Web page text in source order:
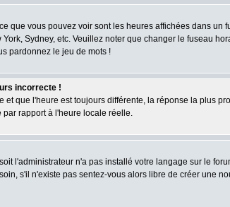
que vous pouvez voir sont les heures affichées dans
Sydney, etc. Veuillez noter que changer le fuseau
pardonnez le jeu de mots !
incorrecte !
que l'heure est toujours différente, la réponse la plus
rapport à l'heure locale réelle.
l'administrateur n'a pas installé votre langage sur le
s'il n'existe pas sentez-vous alors libre de créer une